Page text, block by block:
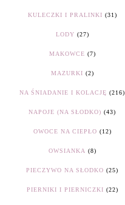
KULECZKI I PRALINKI (31)
LODY (27)
MAKOWCE (7)
MAZURKI (2)
NA ŚNIADANIE I KOLACJĘ (216)
NAPOJE (NA SŁODKO) (43)
OWOCE NA CIEPŁO (12)
OWSIANKA (8)
PIECZYWO NA SŁODKO (25)
PIERNIKI I PIERNICZKI (22)